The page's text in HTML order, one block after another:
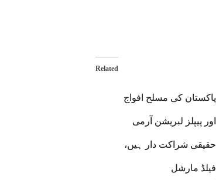
Related
پاکستان کی مسلح افواج
اور پیپلز لبریشن آرمی
حقیقی شراکت دار ہیں،
فیلڈ مارشل